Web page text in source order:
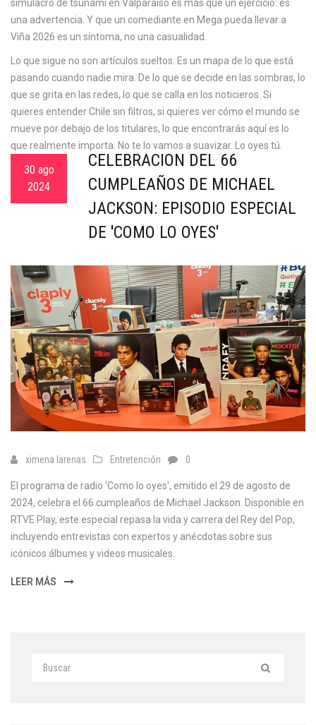
simulacro de tsunami en Valparaíso es más que un ejercicio: es
una advertencia. Y que un comediante en Mega pueda llevar a
Viña 2026 es un síntoma, no una casualidad.
Lo que sigue no son artículos sueltos. Es un mapa de lo que está
pasando cuando nadie mira. De lo que se decide en las sombras, lo
que se grita en las redes, lo que se calla en los noticieros. Si
quieres entender Chile sin filtros, si quieres ver cómo el mundo se
mueve por debajo de los titulares, lo que encontrarás aquí es lo
que realmente importa. No te lo vamos a suavizar. Lo oyes tú.
30 ago
2024
CELEBRACIÓN DEL 66
CUMPLEAÑOS DE MICHAEL
JACKSON: EPISODIO ESPECIAL
DE 'COMO LO OYES'
ximena larenas Entretención 0
El programa de radio 'Como lo oyes', emitido el 29 de agosto de
2024, celebra el 66 cumpleaños de Michael Jackson. Disponible en
RTVE Play, este especial repasa la vida y carrera del Rey del Pop,
incluyendo entrevistas con expertos y anécdotas sobre sus
icónicos álbumes y videos musicales.
LEER MÁS